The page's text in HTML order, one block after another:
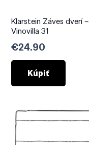
Klarstein Záves dverí –
Vinovilla 31
€24.90
Kúpiť